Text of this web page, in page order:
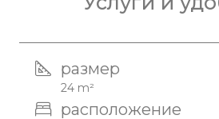
размер
24 m²
расположение